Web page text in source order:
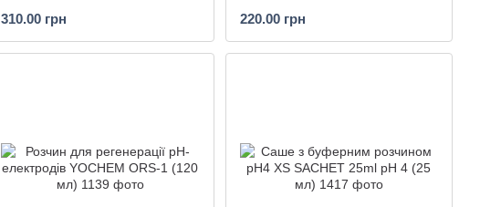
310.00 грн 220.00 грн